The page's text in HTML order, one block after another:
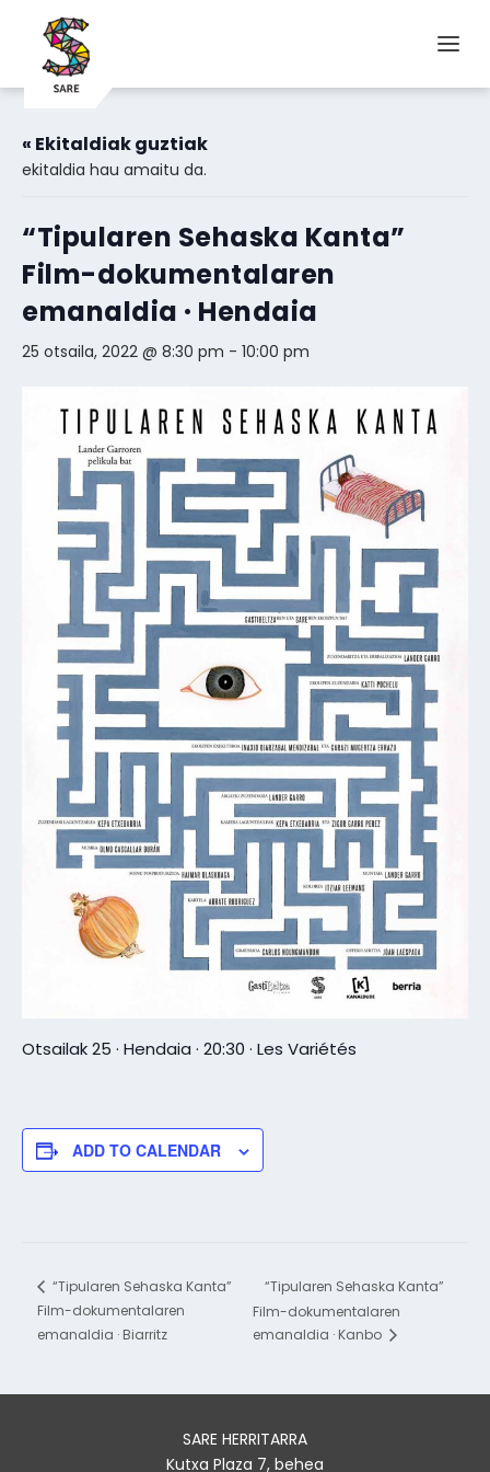
« Ekitaldiak guztiak
ekitaldia hau amaitu da.
“Tipularen Sehaska Kanta”
Film-dokumentalaren
emanaldia · Hendaia
25 otsaila, 2022 @ 8:30 pm - 10:00 pm
Otsailak 25 · Hendaia · 20:30 · Les Variétés
ADD TO CALENDAR
“Tipularen Sehaska Kanta”
Film-dokumentalaren
emanaldia · Biarritz
“Tipularen Sehaska Kanta”
Film-dokumentalaren
emanaldia · Kanbo
SARE HERRITARRA
Kutxa Plaza 7, behea